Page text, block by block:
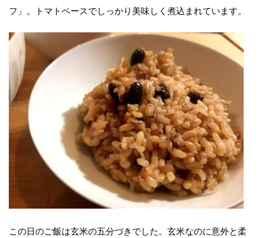
フ」。トマトベースでしっかり美味しく煮込まれています。
この日のご飯は玄米の五分づきでした。玄米なのに意外と柔